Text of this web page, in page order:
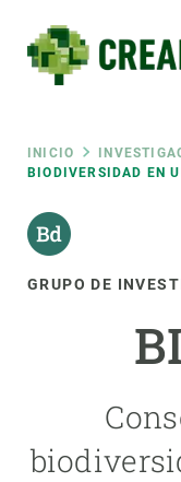
contenido
principal
Ruta
de
INICIO
BIODIVERSIDAD EN
GRUPO DE
RRSS
INTRANET
menu
SOBRE NOSOTROS